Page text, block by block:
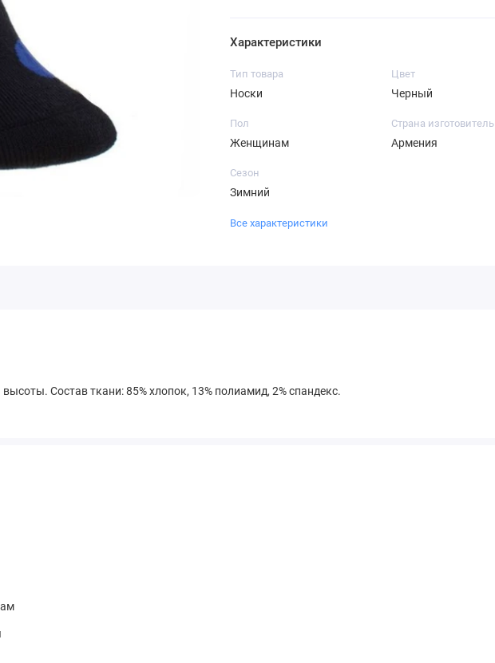
Характеристики
Тип товара
Носки
Цвет
Черный
Пол
Женщинам
Страна изготовитель
Армения
Сезон
Зимний
Все характеристики
Состав ткани: 85% хлопок, 13% полиамид, 2% спандекс.